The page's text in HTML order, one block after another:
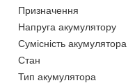
Призначення
Напруга акумулятору
Сумісність акумулятора
Стан
Тип акумулятора